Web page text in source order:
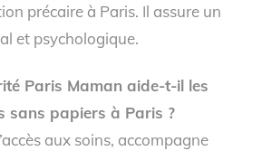
précaire à Paris. Il assure un
et psychologique.
Paris Maman aide-t-il les
sans papiers à Paris ?
aux soins, accompagne